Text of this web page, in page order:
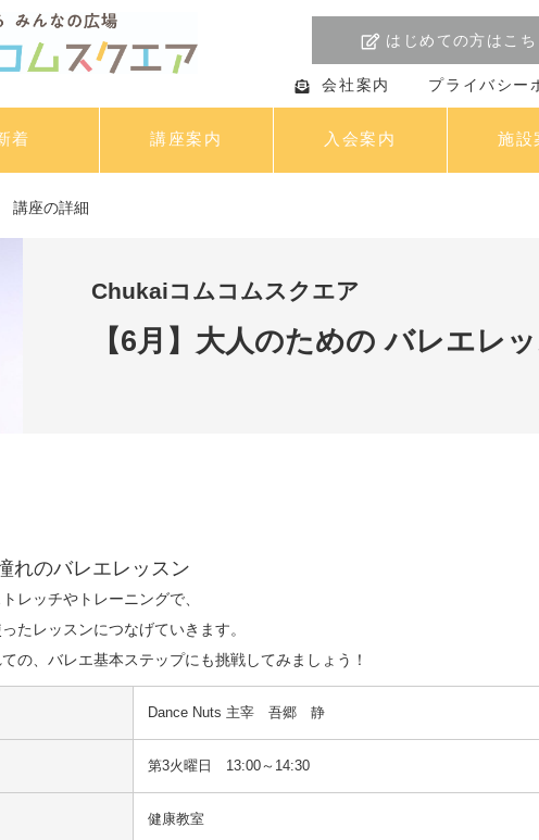
はじめての方はこ
会社案内 プライバシー
着 講座案内 入会案内 施設
講座の詳細
Chukaiコムコムスクエア
【6月】大人のための バレエレ
れのバレエレッスン
レッチやトレーニングで、
たレッスンにつなげていきます。
の、バレエ基本ステップにも挑戦してみましょう！
Dance Nuts 主宰　吾郷　静
第3火曜日 13:00～14:30
健康教室